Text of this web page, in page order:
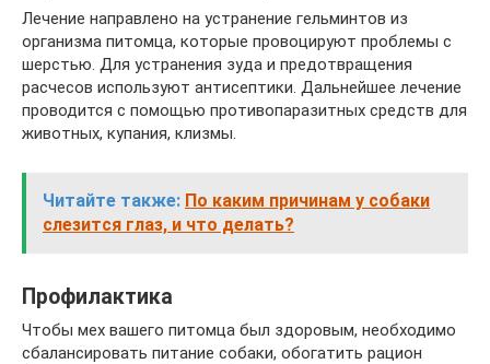
Лечение направлено на устранение гельминтов из
организма питомца, которые провоцируют проблемы с
шерстью. Для устранения зуда и предотвращения
расчесов используют антисептики. Дальнейшее лечение
проводится с помощью противопаразитных средств для
животных, купания, клизмы.
Читайте также: По каким причинам у собаки
слезится глаз, и что делать?
Профилактика
Чтобы мех вашего питомца был здоровым, необходимо
сбалансировать питание собаки, обогатить рацион